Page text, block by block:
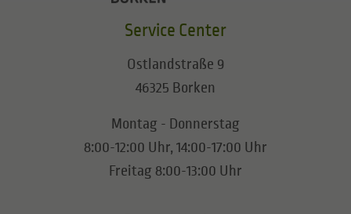
Service Center
Ostlandstraße 9
46325 Borken
Montag - Donnerstag
8:00-12:00 Uhr, 14:00-17:00 Uhr
Freitag 8:00-13:00 Uhr